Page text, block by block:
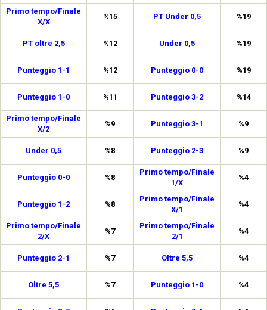
Primo tempo/Finale
X/X
%15
PT oltre 2,5 %12
Punteggio 1-1 %12
Punteggio 1-0 %11
Primo tempo/Finale
X/2
%9
Under 0,5 %8
Punteggio 0-0 %8
Punteggio 1-2 %8
Primo tempo/Finale
2/X
%7
Punteggio 2-1 %7
Oltre 5,5 %7
PT Under 0,5 %19
Under 0,5 %19
Punteggio 0-0 %19
Punteggio 3-2 %14
Punteggio 3-1 %9
Punteggio 2-3 %9
Primo tempo/Finale
1/X
%4
Primo tempo/Finale
X/1
%4
Primo tempo/Finale
2/1
%4
Oltre 5,5 %4
Punteggio 1-0 %4